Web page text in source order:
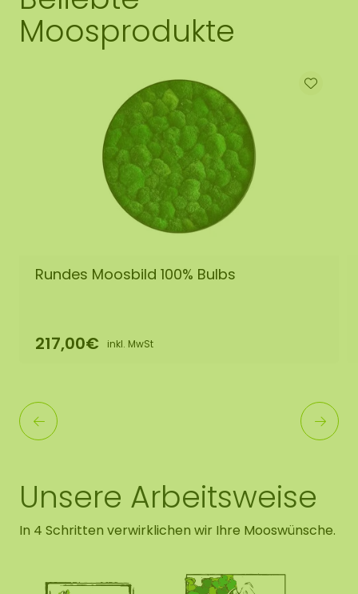
Moosprodukte
Rundes Moosbild 100% Bulbs
217,00€ inkl. MwSt
Unsere Arbeitsweise
In 4 Schritten verwirklichen wir Ihre Mooswünsche.